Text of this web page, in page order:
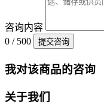
咨询内容
0 / 500
提交咨询
我对该商品的咨询
关于我们